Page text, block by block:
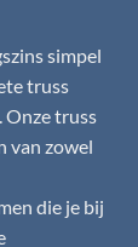
simpel
truss
Onze truss
van zowel
die je bij